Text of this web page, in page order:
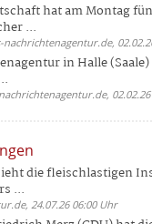
hat am Montag
...
in Halle
die fleischlastigen
...
24.07.26 06:00 Uhr